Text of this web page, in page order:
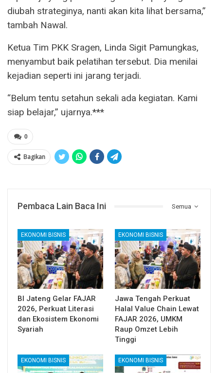
diubah strateginya, nanti akan kita lihat bersama,”
tambah Nawal.
Ketua Tim PKK Sragen, Linda Sigit Pamungkas,
menyambut baik pelatihan tersebut. Dia menilai
kejadian seperti ini jarang terjadi.
“Belum tentu setahun sekali ada kegiatan. Kami
siap belajar,” ujarnya.***
0
Bagikan
Semua
Pembaca Lain Baca Ini
EKONOMI BISNIS
BI Jateng Gelar FAJAR
2026, Perkuat Literasi
dan Ekosistem Ekonomi
Syariah
EKONOMI BISNIS
Jawa Tengah Perkuat
Halal Value Chain Lewat
FAJAR 2026, UMKM
Raup Omzet Lebih
Tinggi
EKONOMI BISNIS EKONOMI BISNIS